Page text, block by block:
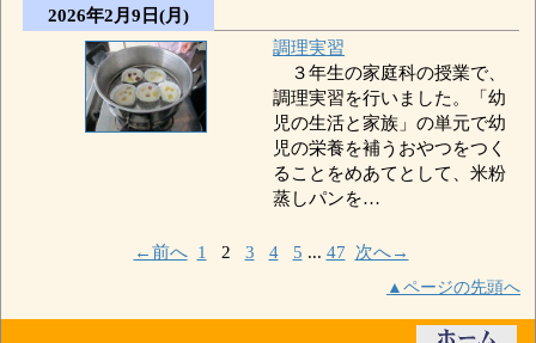
2026年2月9日(月)
調理実習
３年生の家庭科の授業で、
調理実習を行いました。「幼
児の生活と家族」の単元で幼
児の栄養を補うおやつをつく
ることをめあてとして、米粉
蒸しパンを…
←前へ 1 2 3 4 5 ... 47 次へ→
▲ページの先頭へ